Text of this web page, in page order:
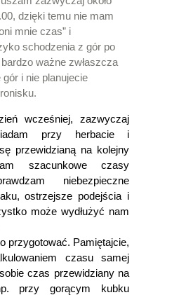
dzięki temu nie mam
mnie czas” i
schodzenia z gór po
ważne zwłaszcza
i nie planujecie
wcześniej, zazwyczaj
przy herbacie i
przewidzianą na kolejny
szacunkowe czasy
niebezpieczne
ostrzejsze podejścia i
może wydłużyć nam
przygotować. Pamiętajcie,
czasu samej
czas przewidziany na
przy gorącym kubku